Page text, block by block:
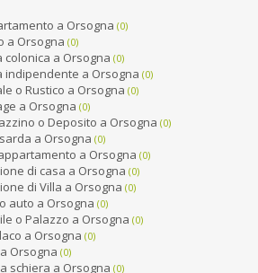
a Orsogna (0)
a Orsogna (0)
colonica a Orsogna (0)
indipendente a Orsogna (0)
o Rustico a Orsogna (0)
a Orsogna (0)
o Deposito a Orsogna (0)
a Orsogna (0)
a Orsogna (0)
di casa a Orsogna (0)
di Villa a Orsogna (0)
auto a Orsogna (0)
o Palazzo a Orsogna (0)
a Orsogna (0)
Orsogna (0)
schiera a Orsogna (0)